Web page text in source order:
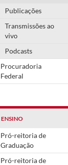
Publicações
Transmissões ao
vivo
Podcasts
Procuradoria
Federal
ENSINO
Pró-reitoria de
Graduação
Pró-reitoria de